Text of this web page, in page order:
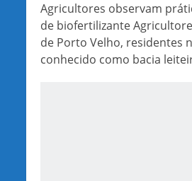
Agricultores observam
de biofertilizante
de Porto Velho, residentes
conhecido como bacia